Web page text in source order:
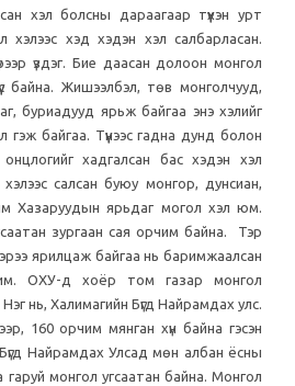
хэл болсны дараагаар түүхэн урт
хэлээс хэд хэдэн хэл салбарласан.
үздэг. Бие даасан долоон монгол
байна. Жишээлбэл, төв монголчууд,
буриадууд ярьж байгаа энэ хэлийг
гэж байгаа. Түүнээс гадна дунд болон
хадгалсан бас хэдэн хэл
салсан буюу монгор, дунсиан,
Хазаруудын ярьдаг могол хэл юм.
зургаан сая орчим байна. Тэр
ярилцаж байгаа нь баримжаалсан
ОХУ-д хоёр том газар монгол
Нэг нь, Халимагийн Бүгд Найрамдах улс.
160 орчим мянган хүн байна гэсэн
Найрамдах Улсад мөн албан ёсны
гаруй монгол угсаатан байна. Монгол